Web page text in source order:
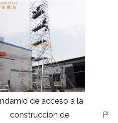
Escalera Andamio
Plegable Portátil con